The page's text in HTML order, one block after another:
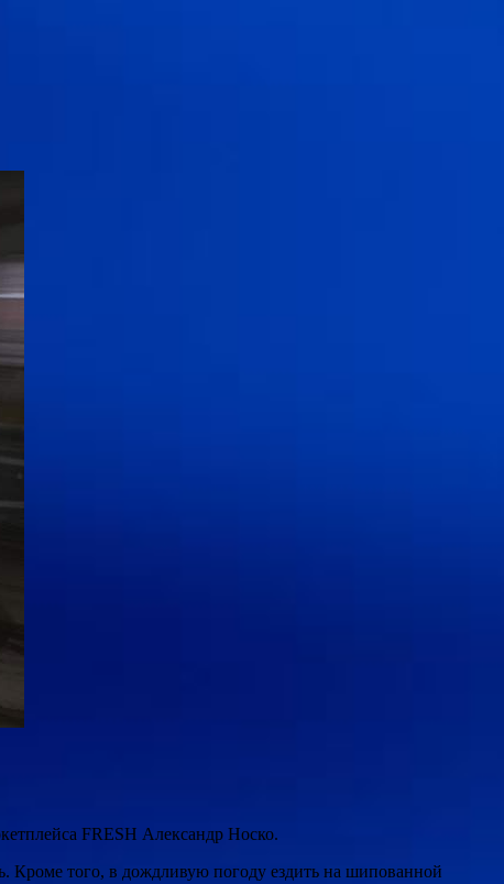
FRESH Александр Носко.
Кроме того, в дождливую погоду ездить на шипованной